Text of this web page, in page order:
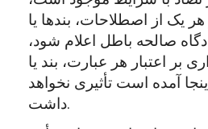
هر یک از اصطلاحات، بندها یا
صالحه باطل اعلام شود،
بر اعتبار هر عبارت، بند یا
آمده است تأثیری نخواهد
داشت.